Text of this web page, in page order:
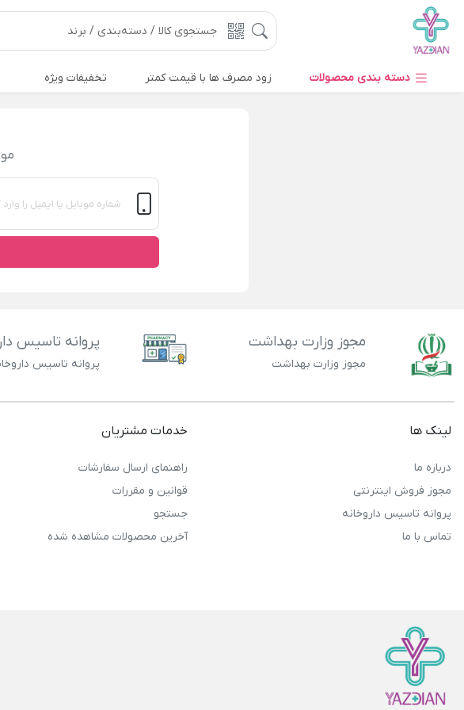
دسته بندی محصولات زود مصرف ها با قیمت کمتر تخفیفات ویژه
مجوز وزارت بهداشت
مجوز وزارت بهداشت
پروانه تاسیس
پروانه تاسیس
لینک ها
درباره ما
مجوز فروش اینترنتی
پروانه تاسیس داروخانه
تماس با ما
خدمات مشتریان
راهنمای ارسال سفارشات
قوانین و مقررات
جستجو
آخرین محصولات مشاهده شده